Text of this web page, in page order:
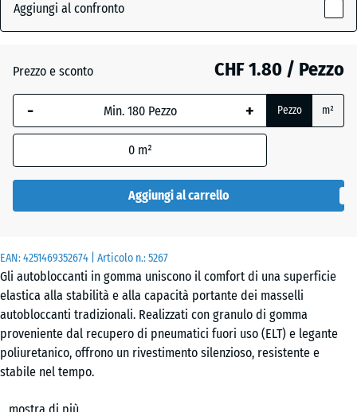
EAN:4251469352674 | Articolo n.:5267
Gli autobloccanti in gomma uniscono il comfort di una superficie
elastica alla stabilità e alla capacità portante dei masselli
autobloccanti tradizionali. Realizzati con granulo di gomma
proveniente dal recupero di pneumatici fuori uso (ELT) e legante
poliuretanico, offrono un rivestimento silenzioso, resistente e
stabile nel tempo.
Verde
Antracite - CHF 0.20
Grigio
ardesia
mattone
- CHF 0.10
Aggiungi al confronto
Prezzo e sconto CHF 1.80 / Pezzo
- + Pezzo m²
0 m²
Aggiungi al carrello